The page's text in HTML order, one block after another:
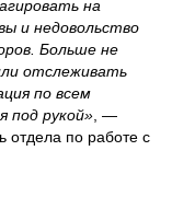
на
и недовольство
Больше не
отслеживать
по всем
под рукой» , —
отдела по работе с